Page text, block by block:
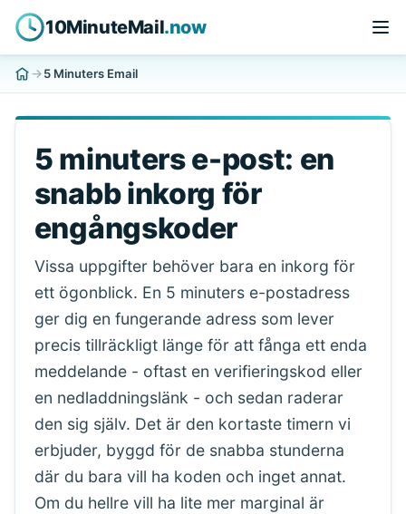
10MinuteMail.now
5 Minuters Email
5 minuters e-post: en
snabb inkorg för
engångskoder
Vissa uppgifter behöver bara en inkorg för
ett ögonblick. En 5 minuters e-postadress
ger dig en fungerande adress som lever
precis tillräckligt länge för att fånga ett enda
meddelande - oftast en verifieringskod eller
en nedladdningslänk - och sedan raderar
den sig själv. Det är den kortaste timern vi
erbjuder, byggd för de snabba stunderna
där du bara vill ha koden och inget annat.
Om du hellre vill ha lite mer marginal är